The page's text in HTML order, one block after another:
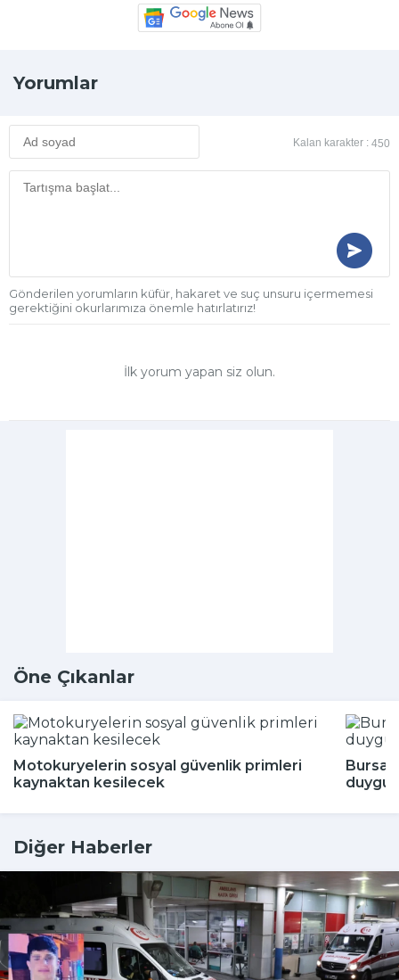
Yorumlar
Kalan karakter : 450
Gönderilen yorumların küfür, hakaret ve suç unsuru içermemesi
gerektiğini okurlarımıza önemle hatırlatırız!
İlk yorum yapan siz olun.
Öne Çıkanlar
Motokuryelerin sosyal güvenlik primleri
kaynaktan kesilecek
Diğer Haberler